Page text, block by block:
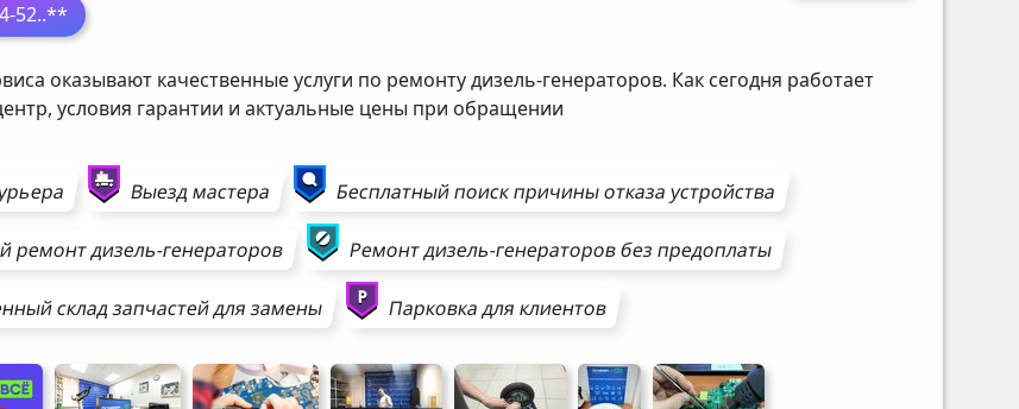
52..**
оказывают качественные услуги по ремонту дизель-генераторов. Как сегодня работает
условия гарантии и актуальные цены при обращении
Выезд мастера Бесплатный поиск причины отказа устройства
ремонтдизель-генераторов Ремонтдизель-генераторовбез предоплаты
склад запчастей для замены Парковка для клиентов